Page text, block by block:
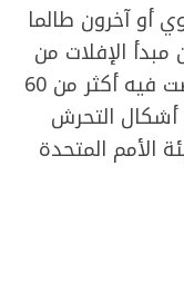
أو آخرون طالما
مبدأ الإفلات من
العقاب سيقى سائداً في بلد تعرّضت فيه أكثر من 60
التحرش
الأمم المتحدة